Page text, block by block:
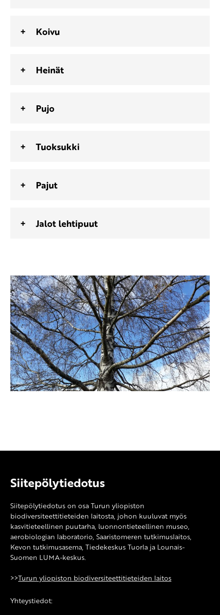
Koivu
Heinät
Pujo
Tuoksukki
Pajut
Jalot lehtipuut
Siitepölytiedotus
Siitepölytiedotus on osa Turun yliopiston
biodiversiteettitieteiden laitosta, johon kuuluvat myös
kasvitieteellinen puutarha, luonnontieteellinen museo,
aerobiologian laboratorio, Saaristomeren tutkimuslaitos,
Kevon tutkimusasema, Tiedekeskus Tuorla ja Lounais-
Suomen LUMA-keskus.
>>Turun yliopiston biodiversiteettitieteiden laitos
Yhteystiedot: